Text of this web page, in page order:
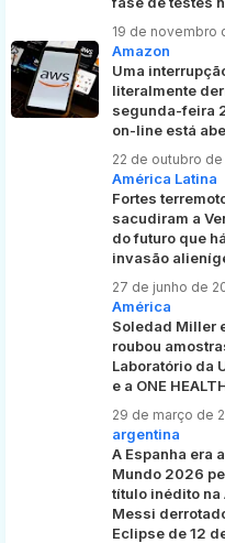
19 de novembro
Amazon
Uma
literalmente
segunda-feira
on-line está
22 de outubro de
América Latina
Fortes
sacudiram a
do futuro que
invasão
27 de junho de
América
Soledad Miller
roubou
Laboratório da
e a ONE
29 de março de
argentina
A Espanha era
Mundo 2026
título inédito na
Messi
Eclipse de 12